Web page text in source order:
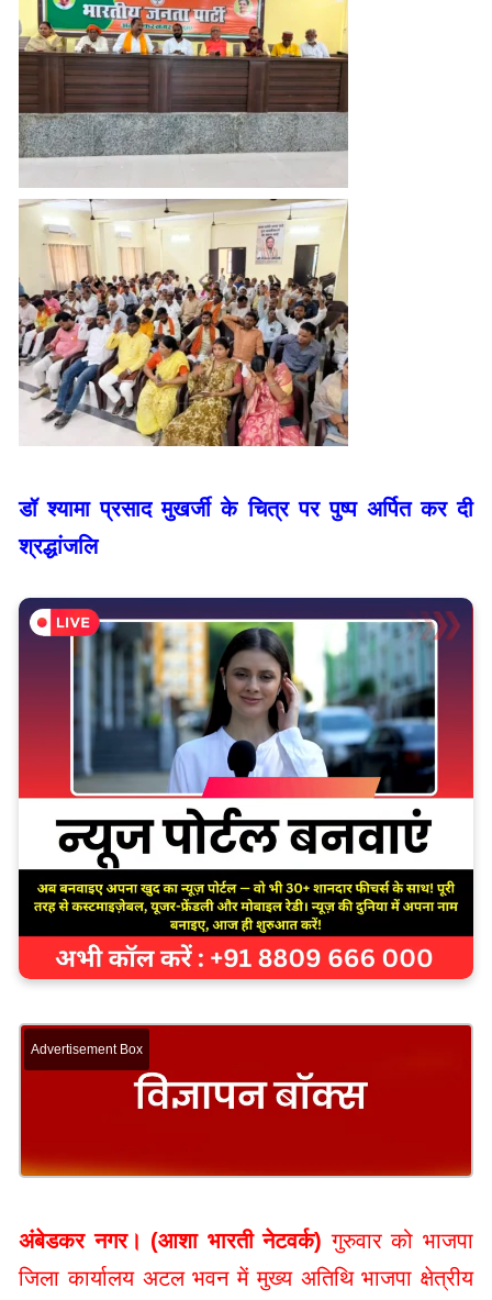
डॉ श्यामा प्रसाद मुखर्जी के चित्र पर पुष्प अर्पित कर दी
श्रद्धांजलि
Advertisement Box
अंबेडकर नगर। (आशा भारती नेटवर्क) गुरुवार को भाजपा
जिला कार्यालय अटल भवन में मुख्य अतिथि भाजपा क्षेत्रीय